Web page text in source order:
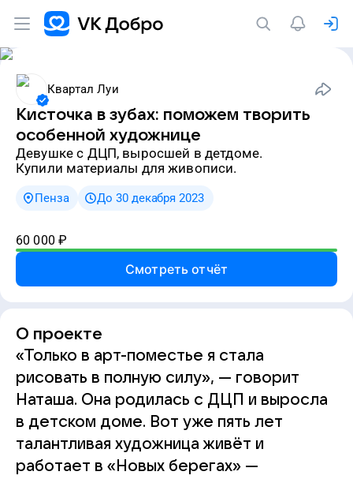
Квартал Луи
Кисточка в зубах: поможем творить
особенной художнице
девушке с ДЦП, выросшей в детдоме.
Купили материалы для живописи.
Пенза До 30 декабря 2023
60 000 ₽
Смотреть отчёт
О проекте
«Только в арт-поместье я стала
рисовать в полную силу», — говорит
Наташа. Она родилась с ДЦП и выросла
в детском доме. Вот уже пять лет
талантливая художница живёт и
работает в «Новых берегах» —